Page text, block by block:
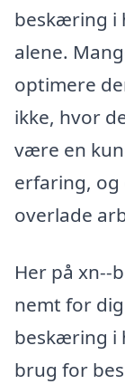
beskæring i
alene.
optimere
ikke, hvor
være en
erfaring,
overlade
Her på xn--
nemt for
beskæring i
brug for